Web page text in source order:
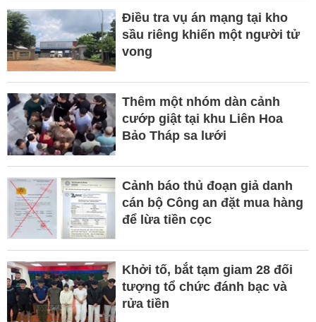
Điều tra vụ án mạng tại kho
sầu riêng khiến một người tử
vong
Thêm một nhóm dàn cảnh
cướp giật tại khu Liên Hoa
Bảo Tháp sa lưới
Cảnh báo thủ đoạn giả danh
cán bộ Công an đặt mua hàng
để lừa tiền cọc
Khởi tố, bắt tạm giam 28 đối
tượng tổ chức đánh bạc và
rửa tiền